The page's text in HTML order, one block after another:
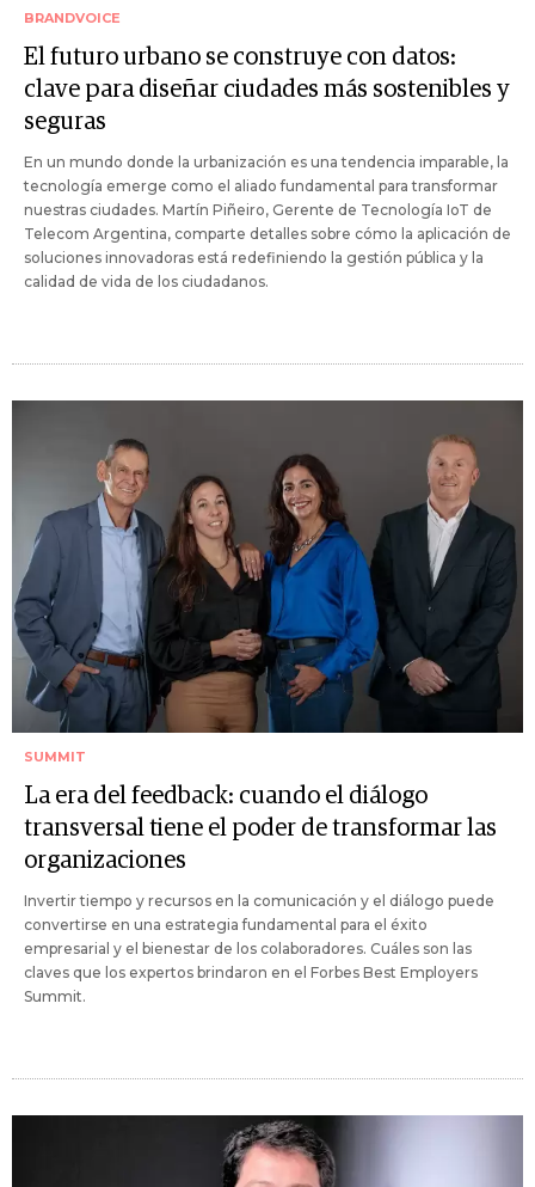
BRANDVOICE
El futuro urbano se construye con datos:
clave para diseñar ciudades más sostenibles y
seguras
En un mundo donde la urbanización es una tendencia imparable, la
tecnología emerge como el aliado fundamental para transformar
nuestras ciudades. Martín Piñeiro, Gerente de Tecnología IoT de
Telecom Argentina, comparte detalles sobre cómo la aplicación de
soluciones innovadoras está redefiniendo la gestión pública y la
calidad de vida de los ciudadanos.
SUMMIT
La era del feedback: cuando el diálogo
transversal tiene el poder de transformar las
organizaciones
Invertir tiempo y recursos en la comunicación y el diálogo puede
convertirse en una estrategia fundamental para el éxito
empresarial y el bienestar de los colaboradores. Cuáles son las
claves que los expertos brindaron en el Forbes Best Employers
Summit.